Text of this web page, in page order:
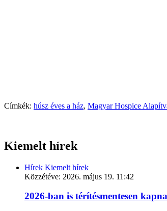
Címkék: húsz éves a ház, Magyar Hospice
Kiemelt hírek
Hírek Kiemelt hírek
Közzétéve: 2026. május 19. 11:42
2026-ban is térítésmentesen